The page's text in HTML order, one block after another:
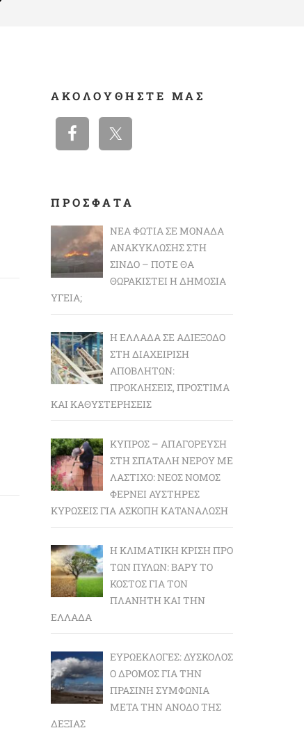
ΑΚΟΛΟΥΘΉΣΤΕ ΜΑΣ
ΠΡΟΣΦΑΤΑ
ΝΈΑ ΦΩΤΙΆ ΣΕ ΜΟΝΆΔΑ
ΑΝΑΚΎΚΛΩΣΗΣ ΣΤΗ
ΣΊΝΔΟ – ΠΌΤΕ ΘΑ
ΘΩΡΑΚΙΣΤΕΊ Η ΔΗΜΌΣΙΑ
ΥΓΕΊΑ;
Η ΕΛΛΆΔΑ ΣΕ ΑΔΙΈΞΟΔΟ
ΣΤΗ ΔΙΑΧΕΊΡΙΣΗ
ΑΠΟΒΛΉΤΩΝ:
ΠΡΟΚΛΉΣΕΙΣ, ΠΡΌΣΤΙΜΑ
ΚΑΙ ΚΑΘΥΣΤΕΡΉΣΕΙΣ
ΚΎΠΡΟΣ – ΑΠΑΓΌΡΕΥΣΗ
ΣΤΗ ΣΠΑΤΆΛΗ ΝΕΡΟΎ ΜΕ
ΛΆΣΤΙΧΟ: ΝΈΟΣ ΝΌΜΟΣ
ΦΈΡΝΕΙ ΑΥΣΤΗΡΈΣ
ΚΥΡΏΣΕΙΣ ΓΙΑ ΆΣΚΟΠΗ ΚΑΤΑΝΆΛΩΣΗ
Η ΚΛΙΜΑΤΙΚΉ ΚΡΊΣΗ ΠΡΟ
ΤΩΝ ΠΥΛΏΝ: BΑΡΎ ΤΟ
ΚΌΣΤΟΣ ΓΙΑ ΤΟΝ
ΠΛΑΝΉΤΗ ΚΑΙ ΤΗΝ
ΕΛΛΆΔΑ
ΕΥΡΩΕΚΛΟΓΈΣ: ΔΎΣΚΟΛΟΣ
Ο ΔΡΌΜΟΣ ΓΙΑ ΤΗΝ
ΠΡΆΣΙΝΗ ΣΥΜΦΩΝΊΑ
ΜΕΤΆ ΤΗΝ ΆΝΟΔΟ ΤΗΣ
ΔΕΞΙΆΣ